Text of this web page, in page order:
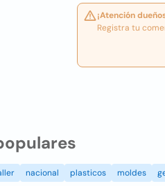
¡Atención
Registra tu
nacional plasticos moldes